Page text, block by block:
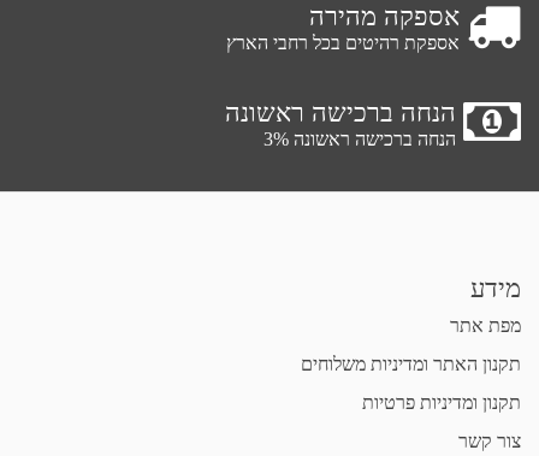
אספקה מהירה
אספקת רהיטים בכל רחבי הארץ
הנחה ברכישה ראשונה
הנחה ברכישה ראשונה 3%
מידע
מפת אתר
תקנון האתר ומדיניות משלוחים
תקנון ומדיניות פרטיות
צור קשר